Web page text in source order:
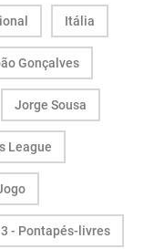
Itália
Gonçalves
Jorge Sousa
League
- Pontapés-livres